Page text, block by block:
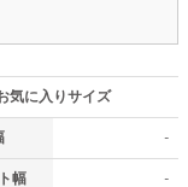
気に入りサイズ
-
幅 -